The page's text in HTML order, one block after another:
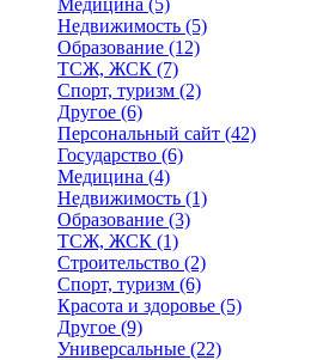
Медицина (5)
Недвижимость (5)
Образование (12)
ТСЖ, ЖСК (7)
Спорт, туризм (2)
Другое (6)
Персональный сайт (42)
Государство (6)
Медицина (4)
Недвижимость (1)
Образование (3)
ТСЖ, ЖСК (1)
Строительство (2)
Спорт, туризм (6)
Красота и здоровье (5)
Другое (9)
Универсальные (22)